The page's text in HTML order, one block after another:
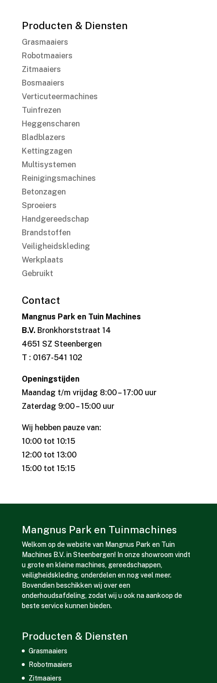
Producten & Diensten
Grasmaaiers
Robotmaaiers
Zitmaaiers
Bosmaaiers
Verticuteermachines
Tuinfrezen
Heggenscharen
Bladblazers
Kettingzagen
Multisystemen
Reinigingsmachines
Betonzagen
Sproeiers
Handgereedschap
Brandstoffen
Veiligheidskleding
Werkplaats
Gebruikt
Contact
Mangnus Park en Tuin Machines
B.V.Bronkhorststraat 14
4651 SZ Steenbergen
T : 0167-541 102
Openingstijden
Maandag t/m vrijdag 8:00 – 17:00 uur
Zaterdag 9:00 – 15:00 uur
Wij hebben pauze van:
10:00 tot 10:15
12:00 tot 13:00
15:00 tot 15:15
Mangnus Park en Tuinmachines
Welkom op de website van Mangnus Park en Tuin
Machines B.V. in Steenbergen! In onze showroom vindt
u grote en kleine machines, gereedschappen,
veiligheidskleding, onderdelen en nog veel meer.
Bovendien beschikken wij over een
onderhoudsafdeling, zodat wij u ook na aankoop de
beste service kunnen bieden.
Producten & Diensten
Grasmaaiers
Robotmaaiers
Zitmaaiers